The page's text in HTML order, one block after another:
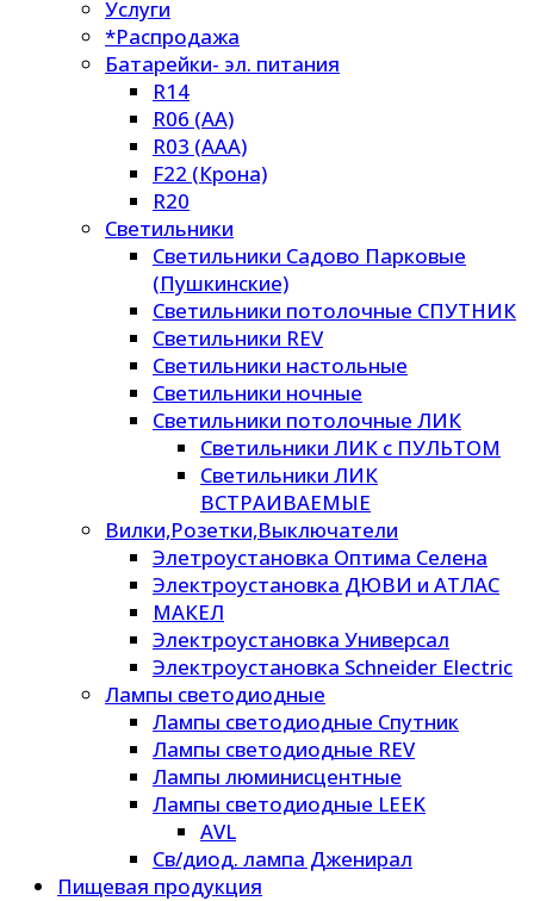
Услуги
*Распродажа
Батарейки- эл. питания
R14
R06 (AA)
R03 (AAA)
F22 (Крона)
R20
Светильники
Светильники Садово Парковые
(Пушкинские)
Светильники потолочные СПУТНИК
Светильники REV
Светильники настольные
Светильники ночные
Светильники потолочные ЛИК
Светильники ЛИК с ПУЛЬТОМ
Светильники ЛИК
ВСТРАИВАЕМЫЕ
Вилки,Розетки,Выключатели
Элетроустановка Оптима Селена
Электроустановка ДЮВИ и АТЛАС
МАКЕЛ
Электроустановка Универсал
Электроустановка Schneider Electric
Лампы светодиодные
Лампы светодиодные Спутник
Лампы светодиодные REV
Лампы люминисцентные
Лампы светодиодные LEEK
AVL
Св/диод. лампа Дженирал
Пищевая продукция